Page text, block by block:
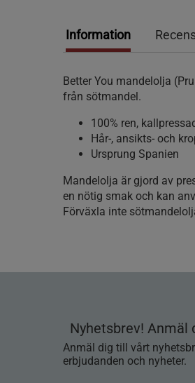
Information
Better You mandelolja
från sötmandel.
100% ren,
Hår-, ansikts- och
Ursprung Spanien
Mandelolja är gjord av
en nötig smak och kan
Förväxla inte
Nyhetsbrev! Anmäl
Anmäl dig till vårt
erbjudanden och nyheter.